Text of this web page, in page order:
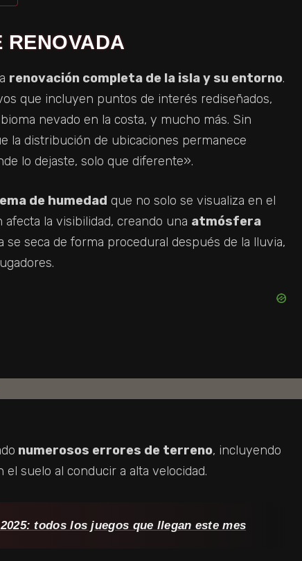
RENOVADA
renovación completa de la isla y su entorno.
que incluyen puntos de interés rediseñados,
nevado en la costa, y mucho más. Sin
la distribución de ubicaciones permanece
lo dejaste, solo que diferente».
de humedad que no solo se visualiza en el
la visibilidad, creando una atmósfera
se seca de forma procedural después de la lluvia,
numerosos errores de terreno, incluyendo
suelo al conducir a alta velocidad.
todos los juegos que llegan este mes